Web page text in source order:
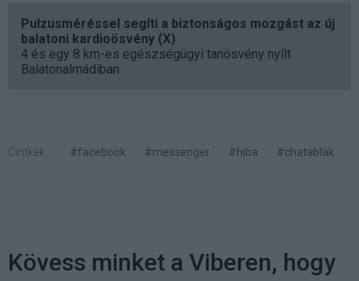
Pulzusméréssel segíti a biztonságos mozgást az új
balatoni kardioösvény (X)
4 és egy 8 km-es egészségügyi tanösvény nyílt
Balatonalmádiban.
Címkék: #facebook #messenger #hiba #chatablak
Kövess minket a Viberen, hogy